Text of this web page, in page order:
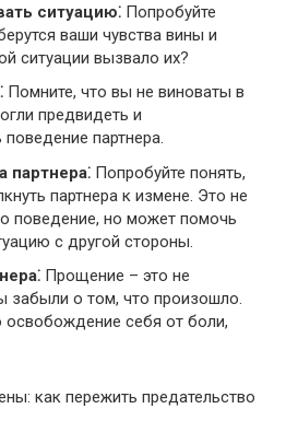
ситуацию⁚ Попробуйте
ваши чувства вины и
ситуации вызвало их?​
Помните, что вы не виноваты в
предвидеть и
партнера.​
партнера⁚ Попробуйте понять,
партнера к измене.​ Это не
поведение, но может помочь
с другой стороны.​
Прощение – это не
забыли о том, что произошло.​
себя от боли,